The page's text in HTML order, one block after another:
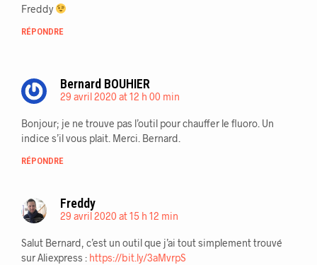
Freddy
RÉPONDRE
Bernard BOUHIER
29 avril 2020 at 12 h 00 min
Bonjour; je ne trouve pas l’outil pour chauffer le fluoro. Un
indice s’il vous plait. Merci. Bernard.
RÉPONDRE
Freddy
29 avril 2020 at 15 h 12 min
Salut Bernard, c’est un outil que j’ai tout simplement trouvé
sur Aliexpress : https://bit.ly/3aMvrpS